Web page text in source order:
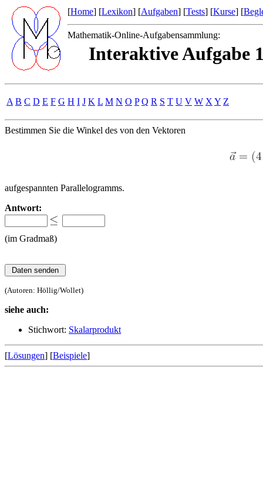
[Home] [Lexikon] [Aufgaben] [Tests] [Kurse] [
Mathematik-Online-Aufgabensammlung:
Interaktive Aufgabe
A B C D E F G H I J K L M N O P Q R S T U V W X Y Z
Bestimmen Sie die Winkel des von den Vektoren
aufgespannten Parallelogramms.
Antwort:
(im Gradmaß)
(Autoren: Höllig/Wollet)
siehe auch:
Stichwort: Skalarprodukt
[Lösungen] [Beispiele]